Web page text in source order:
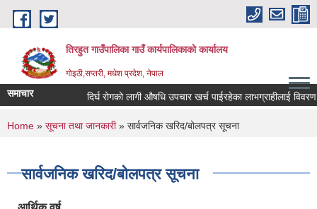
Skip to main content
तिरहुत गाउँपालिका गाउँ कार्यपालिकाकाे कार्यालय
गाेइठी,सप्तरी, मधेश प्रदेश, नेपाल
समाचार दिर्घ रोगको लागी औषधि उपचार खर्च पाईरहेका लाभग्राहीलाई
You are here
Home » सूचना तथा जानकारी» सार्वजनिक खरिद/बोलपत्र सूचना
सार्वजनिक खरिद/बोलपत्र सूचना